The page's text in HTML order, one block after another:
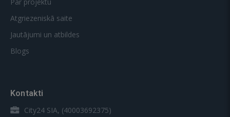
Par projektu
Atgriezeniskā saite
Jautājumi un atbildes
Blogs
Kontakti
City24 SIA, (40003692375)